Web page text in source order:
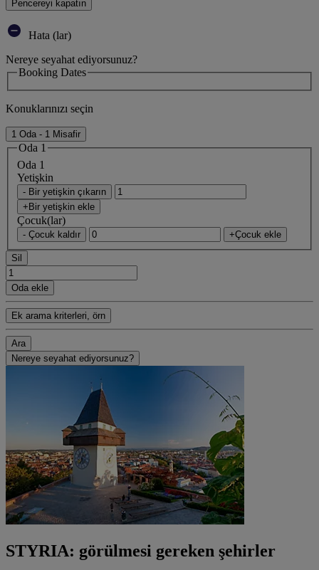
Pencereyi kapatın
Hata (lar)
Nereye seyahat ediyorsunuz?
Booking Dates
Konuklarınızı seçin
1 Oda - 1 Misafir
Oda 1
Oda 1
Yetişkin
- Bir yetişkin çıkarın
+Bir yetişkin ekle
Çocuk(lar)
- Çocuk kaldır +Çocuk ekle
Sil
Oda ekle
Ek arama kriterleri, örn
Ara
Nereye seyahat ediyorsunuz?
STYRIA: görülmesi gereken şehirler